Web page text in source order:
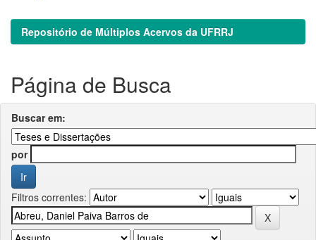
Repositório de Múltiplos Acervos da UFRRJ
Página de Busca
Buscar em:
por
Filtros correntes: